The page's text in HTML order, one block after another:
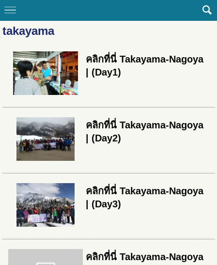
takayama
คลิกที่นี่ Takayama-Nagoya
| (Day1)
คลิกที่นี่ Takayama-Nagoya
| (Day2)
คลิกที่นี่ Takayama-Nagoya
| (Day3)
คลิกที่นี่ Takayama-Nagoya